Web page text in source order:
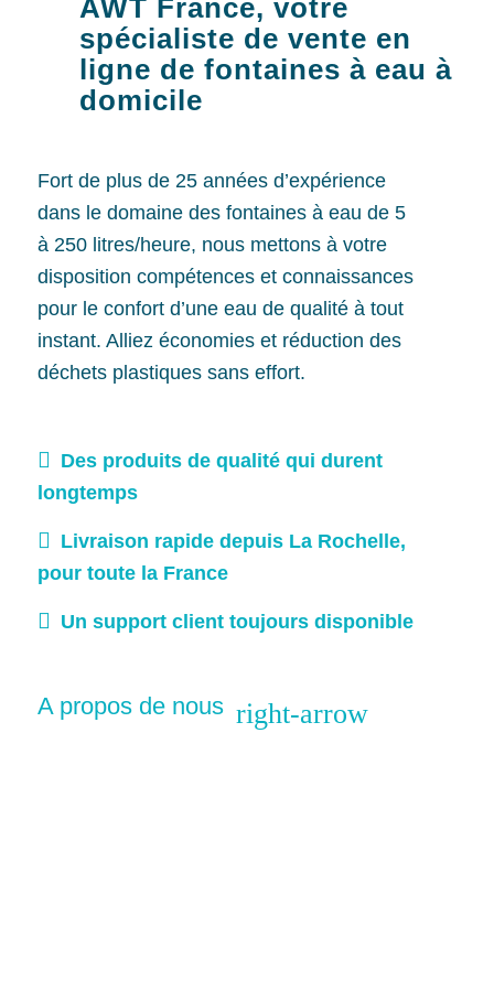
AWT France, votre
spécialiste de vente en
ligne de fontaines à eau à
domicile
Fort de plus de 25 années d’expérience
dans le domaine des fontaines à eau de 5
à 250 litres/heure, nous mettons à votre
disposition compétences et connaissances
pour le confort d’une eau de qualité à tout
instant. Alliez économies et réduction des
déchets plastiques sans effort.
Des produits de qualité qui durent
longtemps
Livraison rapide depuis La Rochelle,
pour toute la France
Un support client toujours disponible
A propos de nous